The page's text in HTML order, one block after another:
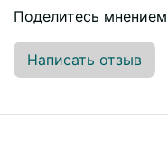
Поделитесь
Написать отзыв